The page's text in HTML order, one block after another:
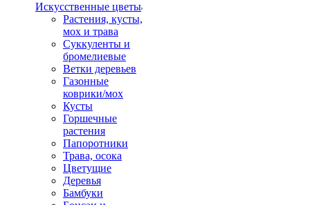
Искусственные цветы
Растения, кусты,
мох и трава
Суккуленты и
бромелиевые
Ветки деревьев
Газонные
коврики/мох
Кусты
Горшечные
растения
Папоротники
Трава, осока
Цветущие
Деревья
Бамбуки